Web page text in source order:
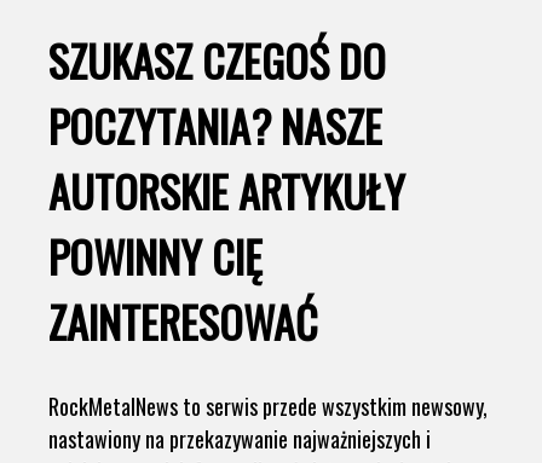
SZUKASZ CZEGOŚ DO
POCZYTANIA? NASZE
AUTORSKIE ARTYKUŁY
POWINNY CIĘ
ZAINTERESOWAĆ
RockMetalNews to serwis przede wszystkim newsowy,
nastawiony na przekazywanie najważniejszych i